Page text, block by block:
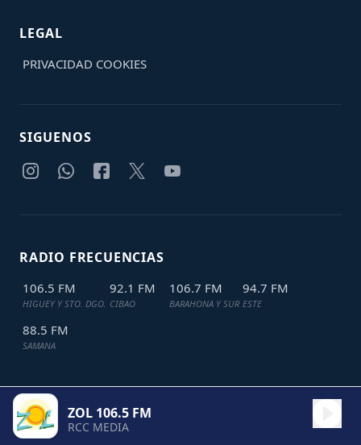
LEGAL
PRIVACIDAD COOKIES
SIGUENOS
RADIO FRECUENCIAS
106.5 FM
HIGUEY Y STO. DGO.
92.1 FM
CIBAO
106.7 FM
BARAHONA Y SUR
94.7 FM
ESTE
88.5 FM
SAMANA
TODOS LOS DERECHOS RESERVADOS © 2024
ZOL 106.5 FM
RCC MEDIA